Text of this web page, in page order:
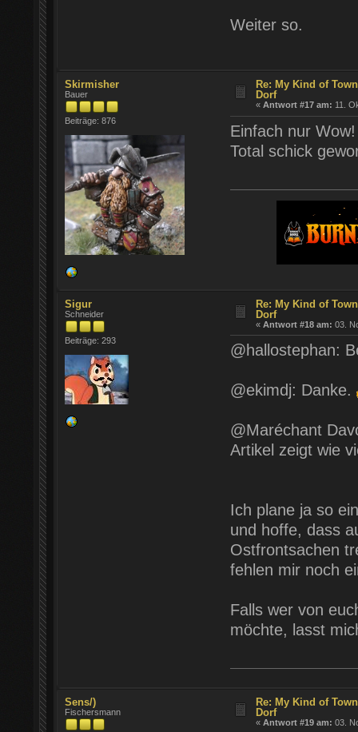
Weiter so.
Skirmisher
Bauer
Beiträge: 876
Re: My Kind of
Dorf
«Antwort #17 am: 11.
Einfach nur Wow!
Total schick
Sigur
Schneider
Beiträge: 293
Re: My Kind of
Dorf
«Antwort #18 am: 03.
@hallostephan:
@ekimdj: Danke.
@Maréchant
Artikel zeigt wie
Ich plane ja so
und hoffe, dass
Ostfrontsachen
fehlen mir noch
Falls wer von
möchte, lasst
Sens/)
Fischersmann
Re: My Kind of
Dorf
«Antwort #19 am: 03.